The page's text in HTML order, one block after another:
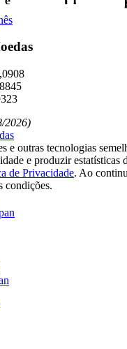
2026)
e outras tecnologias
e produzir estatísticas
de Privacidade. Ao
condições.